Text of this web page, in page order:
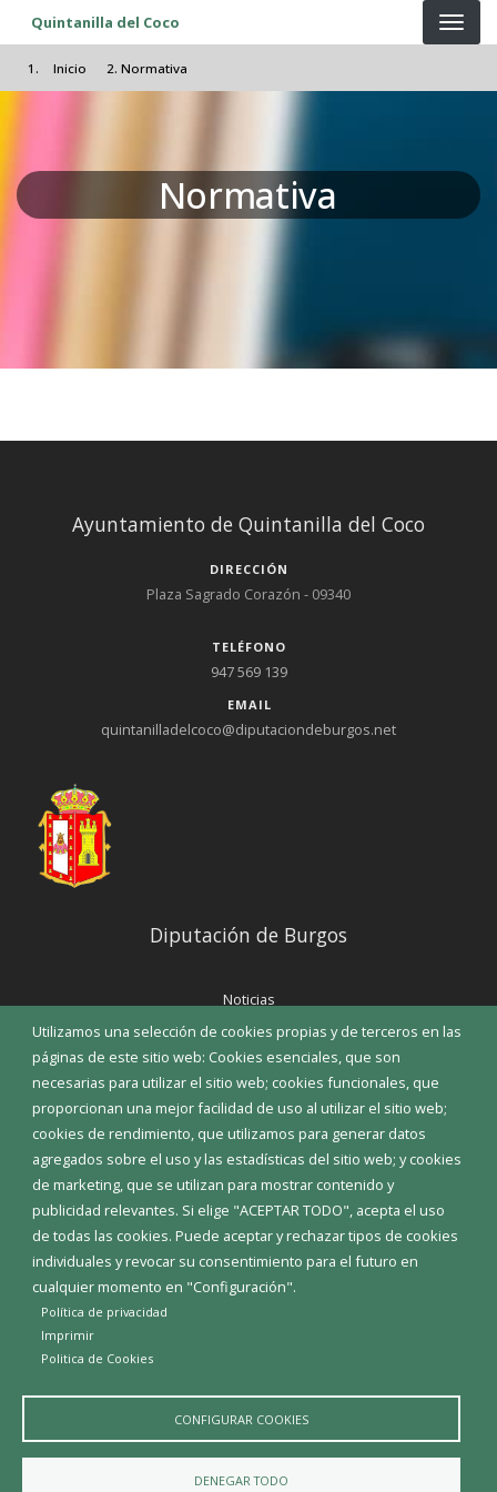
Pasar al contenido principal
Quintanilla del Coco
Inicio Normativa
Normativa
Utilizamos una selección de cookies propias y de terceros en las
páginas de este sitio web: Cookies esenciales, que son
necesarias para utilizar el sitio web; cookies funcionales, que
proporcionan una mejor facilidad de uso al utilizar el sitio web;
cookies de rendimiento, que utilizamos para generar datos
agregados sobre el uso y las estadísticas del sitio web; y cookies
de marketing, que se utilizan para mostrar contenido y
publicidad relevantes. Si elige "ACEPTAR TODO", acepta el uso
de todas las cookies. Puede aceptar y rechazar tipos de cookies
individuales y revocar su consentimiento para el futuro en
cualquier momento en "Configuración".
Política de privacidad
Imprimir
Politica de Cookies
CONFIGURAR COOKIES
DENEGAR TODO
Ayuntamiento de Quintanilla del Coco
DIRECCIÓN
Plaza Sagrado Corazón - 09340
TELÉFONO
947 569 139
EMAIL
quintanilladelcoco@diputaciondeburgos.net
Diputación de Burgos
Noticias
Eventos
Corporación Municipal
Teléfonos de interés
INICIAR SESIÓN
MAPA WEB